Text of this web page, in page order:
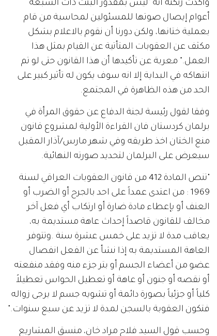
وأكدت زنكنة انه "ليس بمقدور البنت ذات السبعة
أعوام إيصال صوتها للمسئولين لمحاسبة من قام
بعملية ختانها، ولكن دورنا أن نقوم بالاعلام بشكل
مكثف عن العقوبات المتأتية عن القيام بمثل هذا
العمل." معربة عن تأكيدها أن هذا القانون حتى لو تم
انتهاكه في البداية إلا انه سوف يكون له تأثير كبير على
الحد من هذه الظاهرة في المجتمع.
وفقا لقول رئيسة لجنة الدفاع عن حقوق المرأة في
برلمان كردستان فان القراءة الأولية لمشروع قانون
منع الختان اخذ طريقه وفي شهر مارس/آذار المقبل
سيعرض على البرلمان لتحديد صورته النهائية.
"تنص المادة 412 من قانون العقوبات العراقي لسنة
1969 : من اعتدى عمداً على احد بالجرح أو الضرب أو
العنف أو بإعطاء مادة ضارة أو ارتكاب أي فعل آخر
مخالف للقانون قاصداً إحداث عاهة مستديمة به،
يعاقب مدة لا تزيد على خمس عشرة سنة .وتتوفر
العاهة المستديمة به إذا نشأ عن الفعل انفصال
عضو من أعضاء الجسم أو بتر جزء منه وفقد منفعته
أو نقصه أو جنون أو عاهة أو تعطيل الحواس تعطيلاً
كلياً أو جزئياً بصورة دائمة أو تشويه جسم لا يرجى زواله
فتكون العقوبة بالسجن لمدة لا تزيد عن سبع سنوات."
وحسب قول السيد فلاح مراد خان، منسق المشاريع